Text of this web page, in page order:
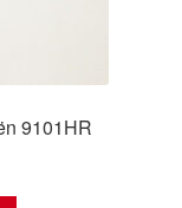
9101HR